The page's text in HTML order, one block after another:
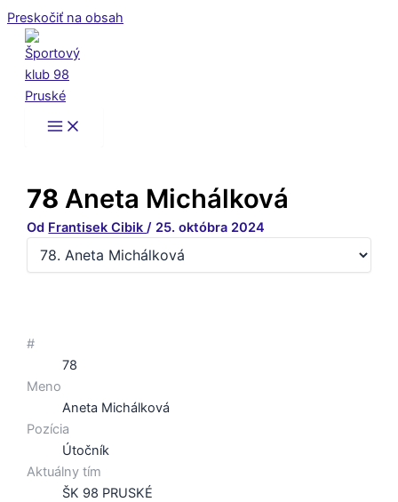
Preskočiť na obsah
78 Aneta Michálková
Od Frantisek Cibik/ 25. októbra 2024
#
78
Meno
Aneta Michálková
Pozícia
Útočník
Aktuálny tím
ŠK 98 PRUSKÉ